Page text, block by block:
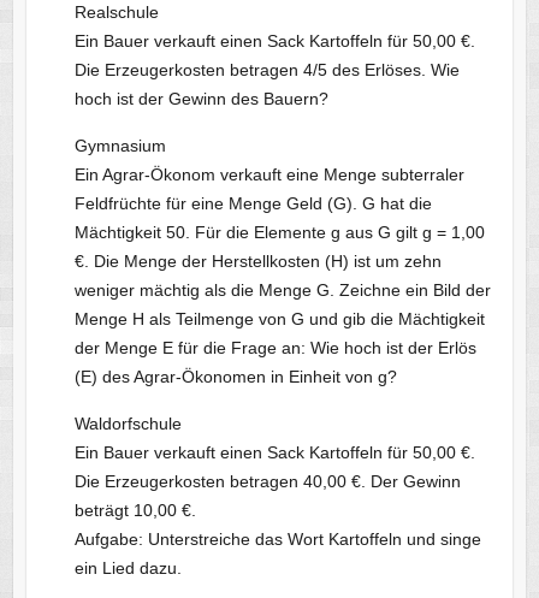
Realschule
Ein Bauer verkauft einen Sack Kartoffeln für 50,00 €.
Die Erzeugerkosten betragen 4/5 des Erlöses. Wie
hoch ist der Gewinn des Bauern?
Gymnasium
Ein Agrar-Ökonom verkauft eine Menge subterraler
Feldfrüchte für eine Menge Geld (G). G hat die
Mächtigkeit 50. Für die Elemente g aus G gilt g = 1,00
€. Die Menge der Herstellkosten (H) ist um zehn
weniger mächtig als die Menge G. Zeichne ein Bild der
Menge H als Teilmenge von G und gib die Mächtigkeit
der Menge E für die Frage an: Wie hoch ist der Erlös
(E) des Agrar-Ökonomen in Einheit von g?
Waldorfschule
Ein Bauer verkauft einen Sack Kartoffeln für 50,00 €.
Die Erzeugerkosten betragen 40,00 €. Der Gewinn
beträgt 10,00 €.
Aufgabe: Unterstreiche das Wort Kartoffeln und singe
ein Lied dazu.